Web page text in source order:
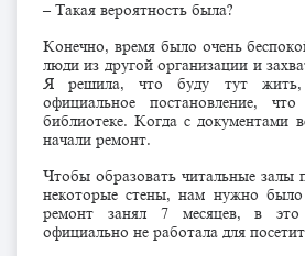
– Такая вероятность была?
Конечно, время было очень
люди из другой организации и
Я решила, что буду тут
официальное постановление,
библиотеке. Когда с документами
начали ремонт.
Чтобы образовать читальные залы
некоторые стены, нам нужно было
ремонт занял 7 месяцев, в это
официально не работала для